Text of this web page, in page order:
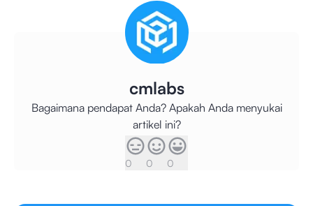
cmlabs
Bagaimana pendapat Anda? Apakah Anda menyukai
artikel ini?
0 0 0